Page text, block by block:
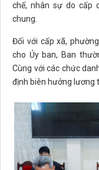
chế, nhân sự do cấp
chung.
Đối với cấp xã,
cho Ủy ban, Ban
Cùng với các chức
định biên hưởng lương